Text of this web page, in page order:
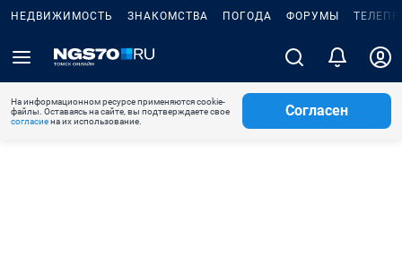
НЕДВИЖИМОСТЬ ЗНАКОМСТВА ПОГОДА ФОРУМЫ
На информационном ресурсе применяются cookie-
файлы. Оставаясь на сайте, вы подтверждаете свое
согласиена их использование.
Согласен